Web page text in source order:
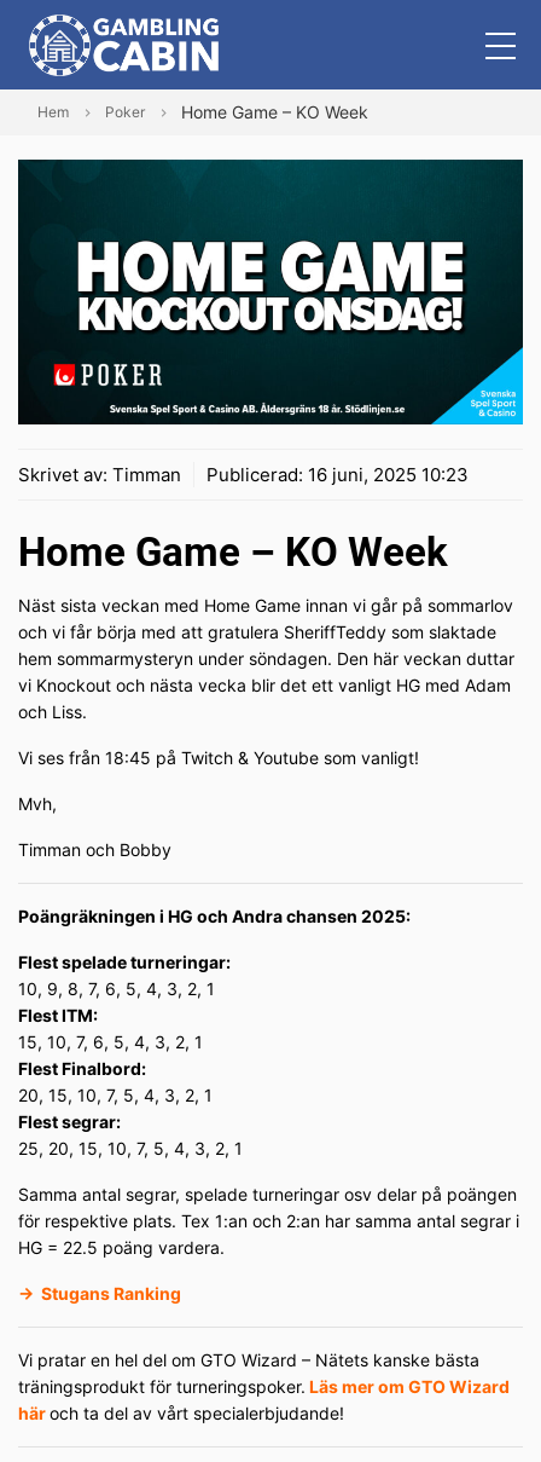
Hem Poker Home Game – KO Week
Skrivet av: Timman Publicerad: 16 juni, 2025 10:23
Home Game – KO Week
Näst sista veckan med Home Game innan vi går på sommarlov
och vi får börja med att gratulera SheriffTeddy som slaktade
hem sommarmysteryn under söndagen. Den här veckan duttar
vi Knockout och nästa vecka blir det ett vanligt HG med Adam
och Liss.
Vi ses från 18:45 på Twitch & Youtube som vanligt!
Mvh,
Timman och Bobby
Poängräkningen i HG och Andra chansen 2025:
Flest spelade turneringar:
10, 9, 8, 7, 6, 5, 4, 3, 2, 1
Flest ITM:
15, 10, 7, 6, 5, 4, 3, 2, 1
Flest Finalbord:
20, 15, 10, 7, 5, 4, 3, 2, 1
Flest segrar:
25, 20, 15, 10, 7, 5, 4, 3, 2, 1
Samma antal segrar, spelade turneringar osv delar på poängen
för respektive plats. Tex 1:an och 2:an har samma antal segrar i
HG = 22.5 poäng vardera.
→ Stugans Ranking
Vi pratar en hel del om GTO Wizard – Nätets kanske bästa
träningsprodukt för turneringspoker. Läs mer om GTO Wizard
häroch ta del av vårt specialerbjudande!